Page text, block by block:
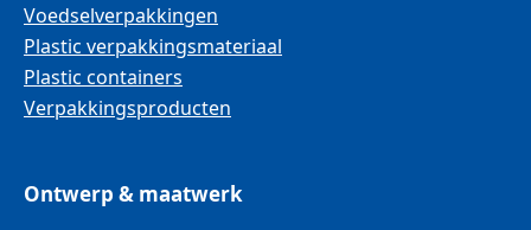
Voedselverpakkingen
Plastic verpakkingsmateriaal
Plastic containers
Verpakkingsproducten
Ontwerp & maatwerk